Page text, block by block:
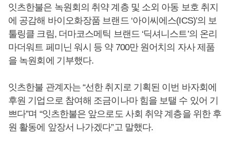
잇츠한불은 녹원회의 취약 계층 및 소외 아동 보호 취지
에 공감해 바이오화장품 브랜드 ‘아이씨에스(ICS)’의 보
툴링클 크림, 더마코스메틱 브랜드 ‘딕셔니스트’의 온리
마더워트 페미닌 워시 등 약 700만 원어치의 자사 제품
을 녹원회에 기부했다.
잇츠한불 관계자는 “선한 취지로 기획된 이번 바자회에
후원 기업으로 참여해 조금이나마 힘을 보탤 수 있어 기
쁘다”며 “잇츠한불은 앞으로도 사회 취약 계층을 위한 후
원 활동에 앞장서 나가겠다”고 말했다.